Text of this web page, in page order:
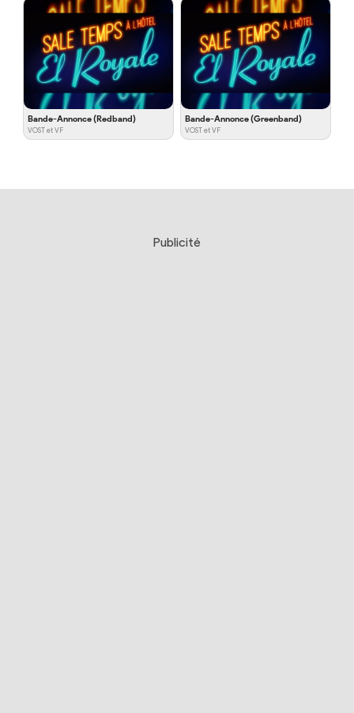
Bande-Annonce (Redband)
VOST et VF
Bande-Annonce (Greenband)
VOST et VF
Publicité